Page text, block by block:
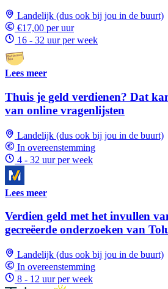
Landelijk (dus ook bij jou in de buurt)
€17,00 per uur
16 - 32 uur per week
Lees meer
Thuis je geld verdienen? Dat
van online vragenlijsten
Landelijk (dus ook bij jou in de buurt)
In overeenstemming
4 - 32 uur per week
Lees meer
Verdien geld met het invullen
gecreëerde onderzoeken van
Landelijk (dus ook bij jou in de buurt)
In overeenstemming
8 - 12 uur per week